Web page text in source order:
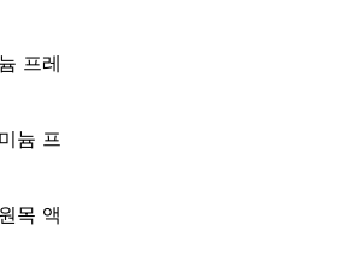
프레
늄 프
목 액